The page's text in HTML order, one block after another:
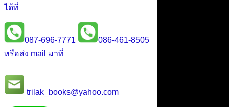
ได้ที่
087-696-7771
086-461-8505
หรือส่ง mail มาที่
trilak_books@yahoo.com